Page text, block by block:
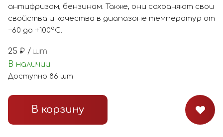
антифризам, бензинам. Также, они сохраняют свои
свойства и качества в диапазоне температур от
−60 до +100°С.
25 ₽ / шт
В наличии
Доступно 86 шт
В корзину